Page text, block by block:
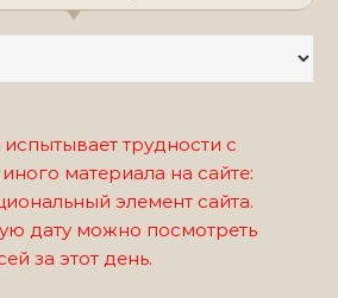
трудности с
материала на сайте:
элемент сайта.
дату можно посмотреть
за этот день.